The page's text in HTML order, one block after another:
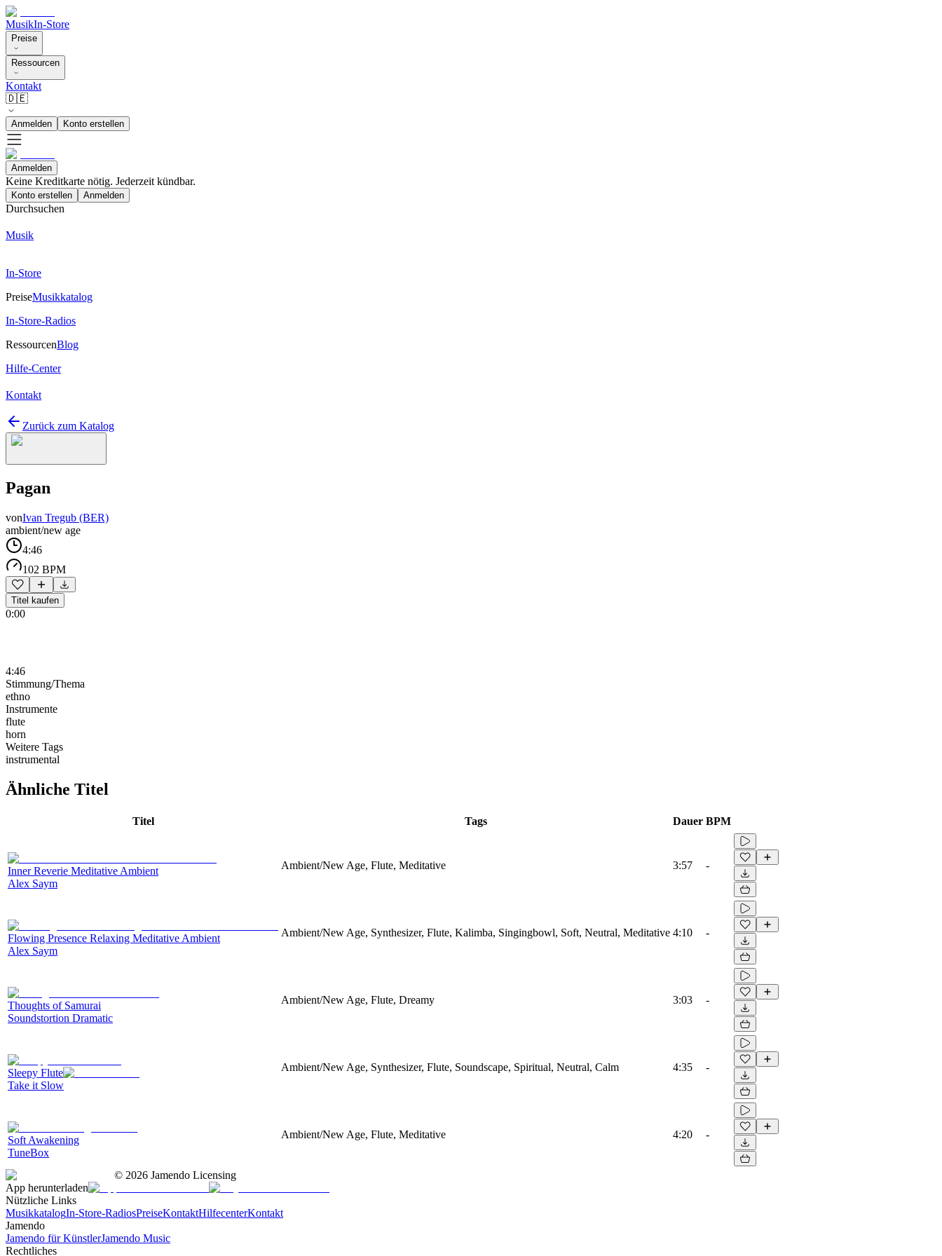
MusikIn-Store
Preise
Ressourcen
Kontakt
🇩🇪
Anmelden Konto erstellen
Anmelden
Keine Kreditkarte nötig. Jederzeit kündbar.
Konto erstellen Anmelden
Durchsuchen
Musik
In-Store
PreiseMusikkatalog
In-Store-Radios
RessourcenBlog
Hilfe-Center
Kontakt
Zurück zum Katalog
Pagan
vonIvan Tregub (BER)
ambient/new age
4:46
102 BPM
Titel kaufen
0:00
4:46
Stimmung/Thema
ethno
Instrumente
flute
horn
Weitere Tags
instrumental
Ähnliche Titel
Titel Tags Dauer BPM
Inner Reverie Meditative Ambient
Alex Saym
Ambient/New Age, Flute, Meditative 3:57 -
Flowing Presence Relaxing Meditative Ambient
Alex Saym
Ambient/New Age, Synthesizer, Flute, Kalimba, Singingbowl, Soft, Neutral, Meditative 4:10 -
Thoughts of Samurai
Soundstortion Dramatic
Ambient/New Age, Flute, Dreamy 3:03 -
Sleepy Flute
Take it Slow
Ambient/New Age, Synthesizer, Flute, Soundscape, Spiritual, Neutral, Calm 4:35 -
Soft Awakening
TuneBox
Ambient/New Age, Flute, Meditative 4:20 -
© 2026 Jamendo Licensing
App herunterladen
Nützliche Links
MusikkatalogIn-Store-RadiosPreiseKontaktHilfecenterKontakt
Jamendo
Jamendo für KünstlerJamendo Music
Rechtliches